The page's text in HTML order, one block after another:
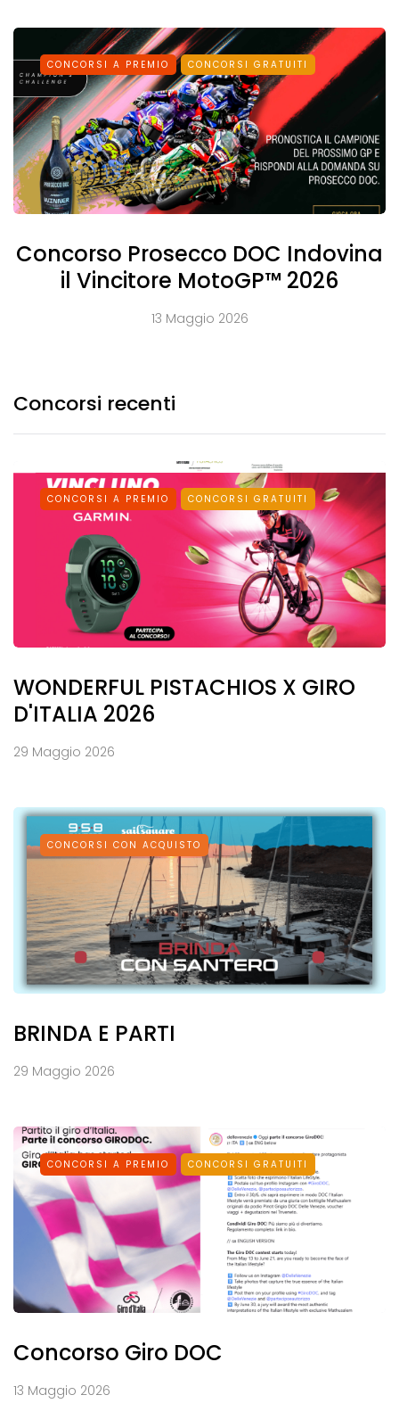
CONCORSI A PREMIO CONCORSI GRATUITI
Concorso Prosecco DOC Indovina
il Vincitore MotoGP™ 2026
13 Maggio 2026
Concorsi recenti
CONCORSI A PREMIO CONCORSI GRATUITI
WONDERFUL PISTACHIOS X GIRO
D'ITALIA 2026
29 Maggio 2026
CONCORSI CON ACQUISTO
BRINDA E PARTI
29 Maggio 2026
CONCORSI A PREMIO CONCORSI GRATUITI
Concorso Giro DOC
13 Maggio 2026